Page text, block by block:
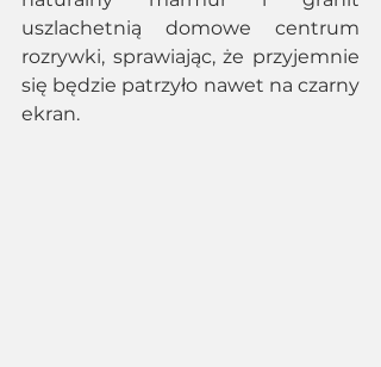
uszlachetnią domowe centrum
rozrywki, sprawiając, że przyjemnie
się będzie patrzyło nawet na czarny
ekran.